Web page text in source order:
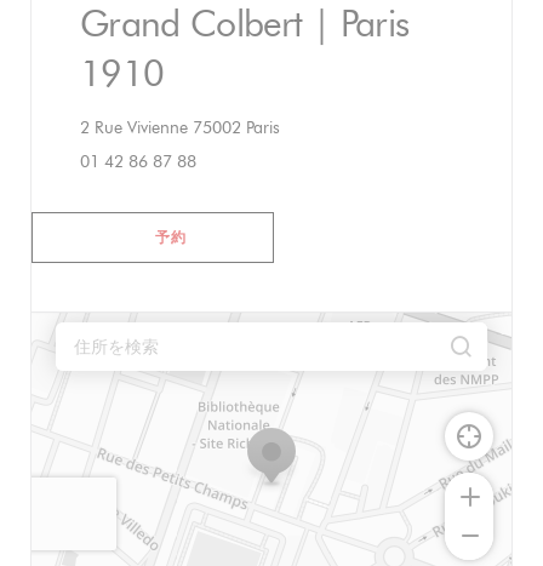
Grand Colbert | Paris
1910
2 Rue Vivienne 75002 Paris
01 42 86 87 88
予約